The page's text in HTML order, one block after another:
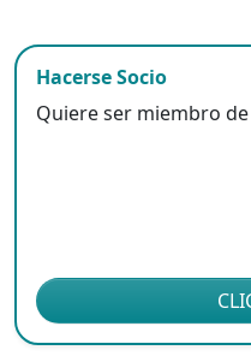
Hacerse Socio
Quiere ser miembro de